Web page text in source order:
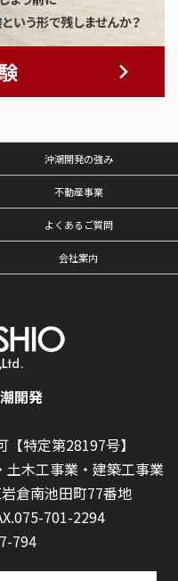
沖潮開発の強み
不動産事業
よくあるご質問
会社案内
開発
特定第28197号】
木工事業・建築工事業
倉南池田町77番地
701-2294
794